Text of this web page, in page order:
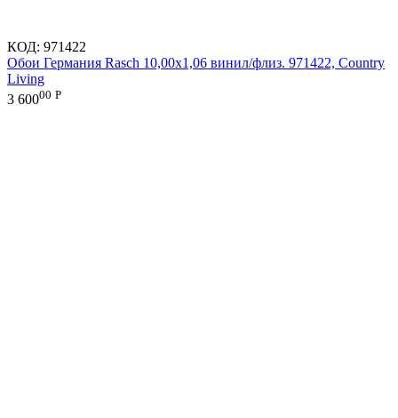
КОД: 971422
Обои Германия Rasch 10,00x1,06 винил/флиз. 971422, Country
Living
3 60000 Р